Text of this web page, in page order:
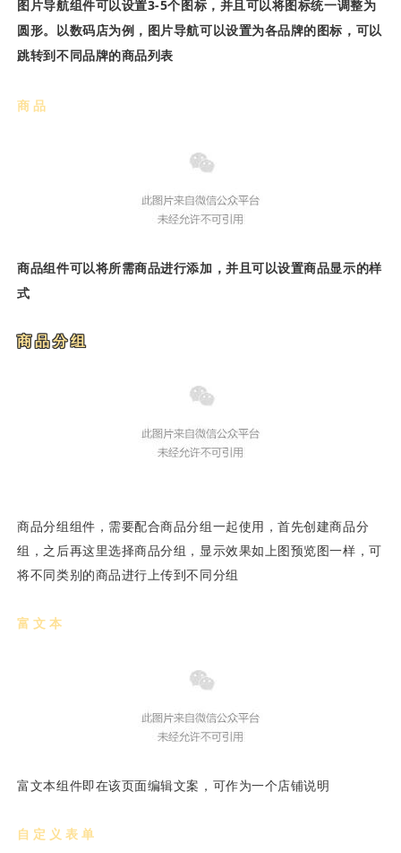
图片导航组件可以设置3-5个图标，并且可以将图标统一调整为
圆形。以数码店为例，图片导航可以设置为各品牌的图标，可以
跳转到不同品牌的商品列表
商品
商品组件可以将所需商品进行添加，并且可以设置商品显示的样
式
商品分组
商品分组组件，需要配合商品分组一起使用，首先创建商品分
组，之后再这里选择商品分组，显示效果如上图预览图一样，可
将不同类别的商品进行上传到不同分组
富文本
富文本组件即在该页面编辑文案，可作为一个店铺说明
自定义表单